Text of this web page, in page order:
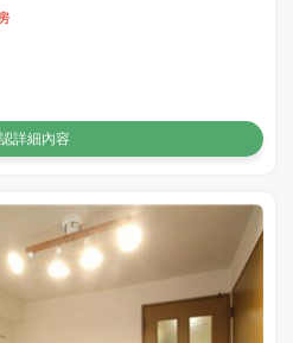
詳細內容